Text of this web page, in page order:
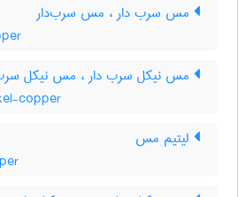
مس سرب دار ، مس سرب‌دار
مس نیکل سرب دار ، مس نیکل
copper
لیتیم مس